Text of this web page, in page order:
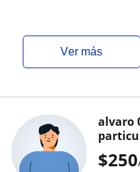
ver más
$250
alvaro